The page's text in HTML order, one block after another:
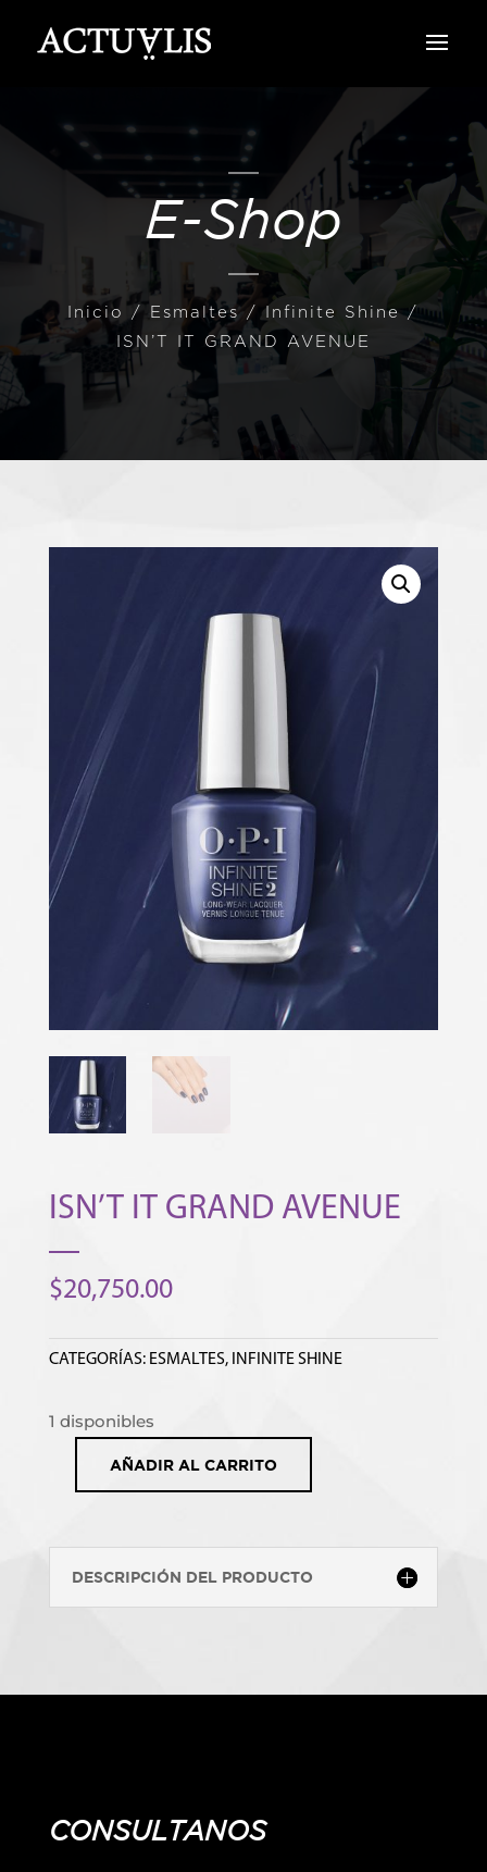
E-Shop
Inicio / Esmaltes /Infinite Shine/
ISN’T IT GRAND AVENUE
ISN’T IT GRAND AVENUE
$20,750.00
CATEGORÍAS: ESMALTES, INFINITE SHINE
1 disponibles
AÑADIR AL CARRITO
DESCRIPCIÓN DEL PRODUCTO
CONSULTANOS